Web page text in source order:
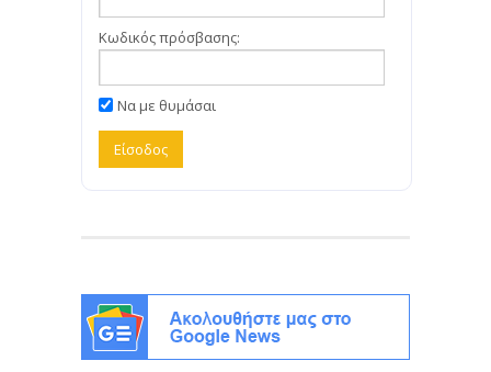
Κωδικός πρόσβασης:
Να με θυμάσαι